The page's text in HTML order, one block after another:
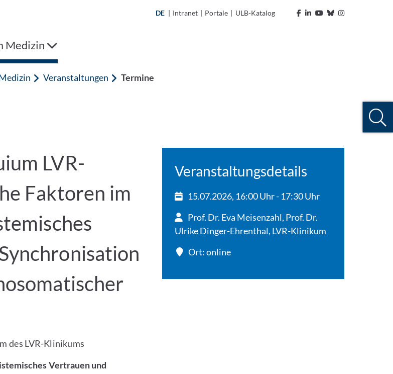
DE | Intranet | Portale | ULB-Katalog
Medizin
Veranstaltungen Termine
LVR-
Faktoren im
des LVR-Klinikums
Vertrauen und
Veranstaltungsdetails
15.07.2026, 16:00 Uhr - 17:30 Uhr
Prof. Dr. Eva Meisenzahl, Prof. Dr.
Ulrike Dinger-Ehrenthal, LVR-Klinikum
Ort: online